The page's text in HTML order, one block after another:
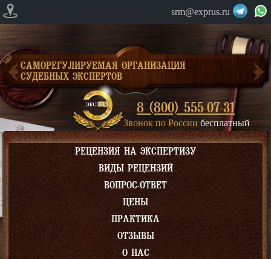
srm@exprus.ru
САМОРЕГУЛИРУЕМАЯ ОРГАНИЗАЦИЯ
СУДЕБНЫХ ЭКСПЕРТОВ
8 (800) 555-07-31
Звонок по России бесплатный
РЕЦЕНЗИЯ НА ЭКСПЕРТИЗУ
ВИДЫ РЕЦЕНЗИЙ
ВОПРОС-ОТВЕТ
ЦЕНЫ
ПРАКТИКА
ОТЗЫВЫ
О НАС